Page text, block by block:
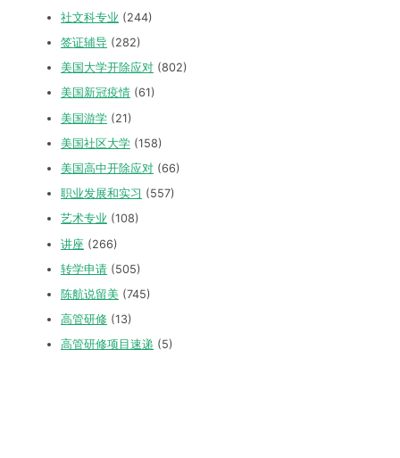
社文科专业 (244)
签证辅导 (282)
美国大学开除应对 (802)
美国新冠疫情 (61)
美国游学 (21)
美国社区大学 (158)
美国高中开除应对 (66)
职业发展和实习 (557)
艺术专业 (108)
讲座 (266)
转学申请 (505)
陈航说留美 (745)
高管研修 (13)
高管研修项目速递 (5)